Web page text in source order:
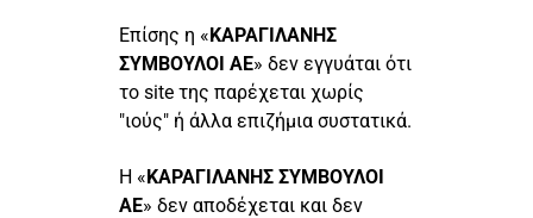
Επίσης η «ΚΑΡΑΓΙΛΑΝΗΣ
ΣΥΜΒΟΥΛΟΙ ΑΕ» δεν εγγυάται ότι
το site της παρέχεται χωρίς
"ιούς" ή άλλα επιζήμια συστατικά.
Η «ΚΑΡΑΓΙΛΑΝΗΣ ΣΥΜΒΟΥΛΟΙ
ΑΕ» δεν αποδέχεται και δεν